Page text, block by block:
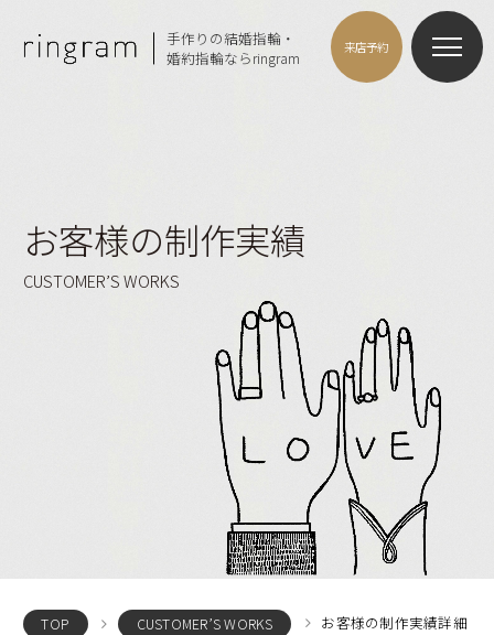
手作りの結婚指輪・
婚約指輪ならringram
来店予約
お客様の制作実績
CUSTOMER’S WORKS
TOP CUSTOMER’S WORKS お客様の制作実績詳細